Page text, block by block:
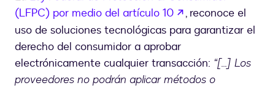
(LFPC) por medio del artículo 10
abre em uma
, reconoce el
uso de soluciones tecnológicas para garantizar el
derecho del consumidor a aprobar
electrónicamente cualquier transacción: “[...] Los
proveedores no podrán aplicar métodos o